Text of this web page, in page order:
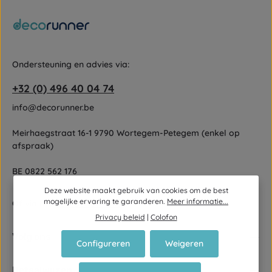
Ondersteuning en advies via:
+32 (0) 496 40 04 74
info@decorunner.be
Meirhaegstraat 16-1 9790 Wortegem-Petegem (enkel op
afspraak)
BE 0822 562 176
Of via onscontactformulier.
Volg ons
Deze website maakt gebruik van cookies om de best
mogelijke ervaring te garanderen. Meer informatie...
Privacy beleid | Colofon
Weigeren
Configureren